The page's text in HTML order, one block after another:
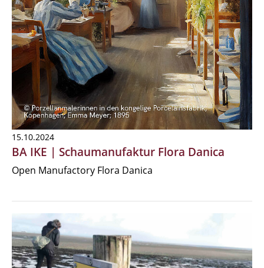
15.10.2024
BA IKE | Schaumanufaktur Flora Danica
Open Manufactory Flora Danica